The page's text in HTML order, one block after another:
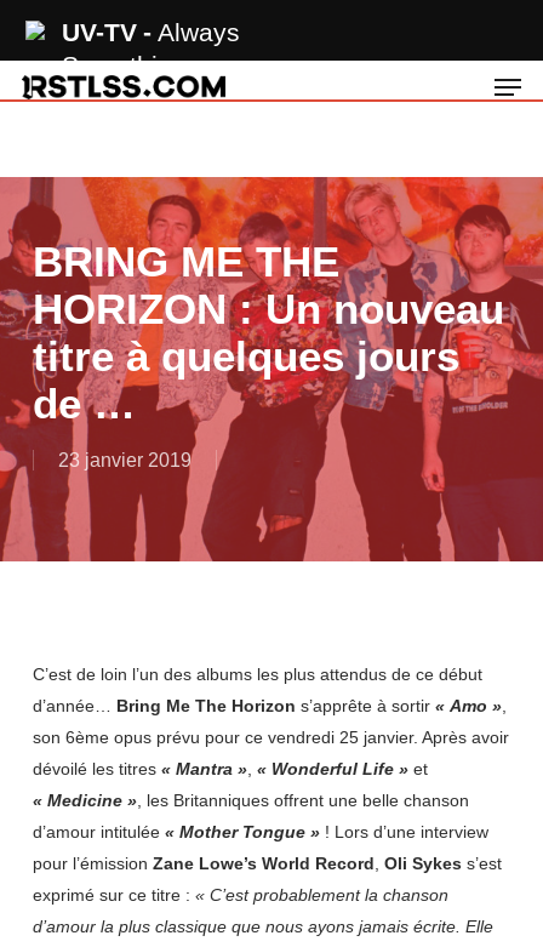
UV-TV
Always
Something
main
BRING ME THE
HORIZON : Un nouveau
titre à quelques jours
de …
23 janvier 2019
C’est de loin l’un des albums les plus attendus de ce début
d’année… Bring Me The Horizon s’apprête à sortir « Amo »,
son 6ème opus prévu pour ce vendredi 25 janvier. Après avoir
dévoilé les titres « Mantra », « Wonderful Life »et
« Medicine », les Britanniques offrent une belle chanson
d’amour intitulée « Mother Tongue »! Lors d’une interview
pour l’émission Zane Lowe’s World Record Oli Sykes s’est
exprimé sur ce titre : « C’est probablement la chanson
d’amour la plus classique que nous ayons jamais écrite. Elle